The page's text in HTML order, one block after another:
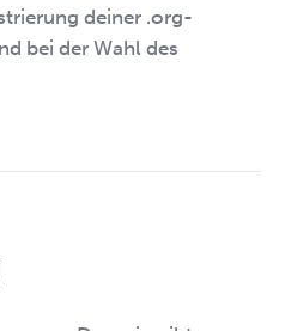
deiner .org-
bei der Wahl des